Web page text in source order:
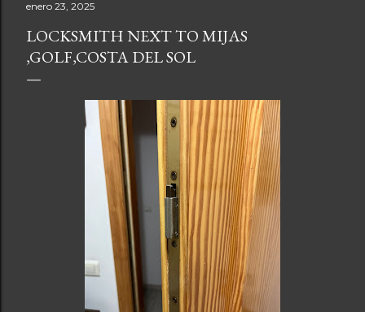
enero 23, 2025
LOCKSMITH NEXT TO MIJAS
,GOLF,COSTA DEL SOL